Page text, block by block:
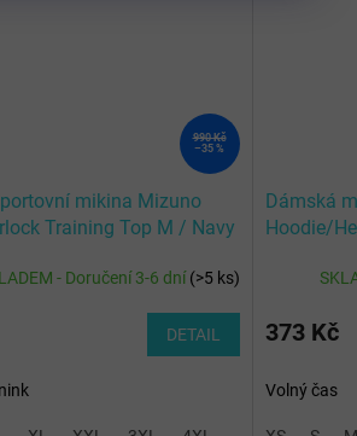
990 Kč
–35 %
mikina Mizuno
Training Top M / Navy
- Doručení 3-6 dní(>5 ks)
DETAIL
Dámská
Hoodie/
373 Kč
Volný čas